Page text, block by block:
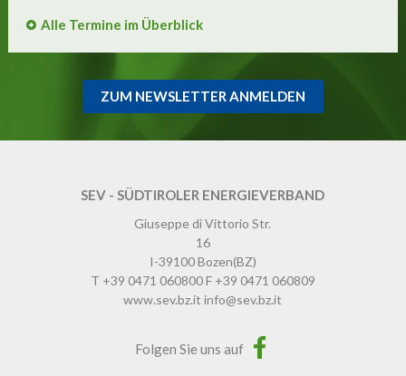
Alle Termine im Überblick
ZUM NEWSLETTER ANMELDEN
SEV - SÜDTIROLER ENERGIEVERBAND
Giuseppe di Vittorio Str.
16
I-39100Bozen(BZ)
T +39 0471 060800F +39 0471 060809
www.sev.bz.it info@sev.bz.it
Folgen Sie uns auf